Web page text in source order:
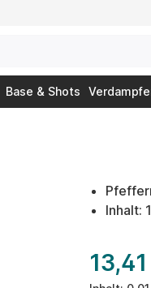
Base & Shots
Inhalt: